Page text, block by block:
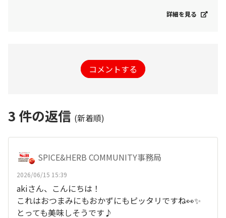
詳細を見る
コメントする
3 件の返信 (新着順)
SPICE&HERB COMMUNITY事務局
2026/06/15 15:39
akiさん、こんにちは！
これはおつまみにもおかずにもピッタリですね👀✨
とっても美味しそうです♪